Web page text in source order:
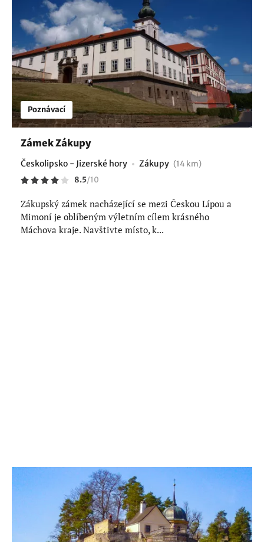
Poznávací
Zámek Zákupy
Českolipsko - Jizerské hory Zákupy (14 km)
8.5/10
Zákupský zámek nacházející se mezi Českou Lípou a
Mimoní je oblíbeným výletním cílem krásného
Máchova kraje. Navštivte místo, k...